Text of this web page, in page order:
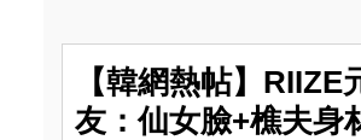
【韓網熱帖】
友：仙女臉+樵夫身